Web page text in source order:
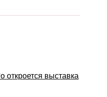
откроется выставка